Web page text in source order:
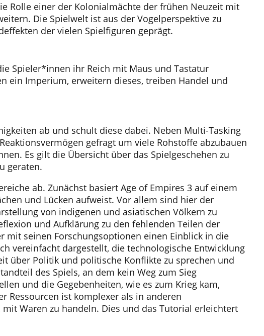
Rolle einer der Kolonialmächte der frühen Neuzeit mit
Die Spielwelt ist aus der Vogelperspektive zu
der vielen Spielfiguren geprägt.
Spieler*innen ihr Reich mit Maus und Tastatur
ein Imperium, erweitern dieses, treiben Handel und
ab und schult diese dabei. Neben Multi-Tasking
gefragt um viele Rohstoffe abzubauen
Es gilt die Übersicht über das Spielgeschehen zu
geraten.
ab. Zunächst basiert Age of Empires 3 auf einem
und Lücken aufweist. Vor allem sind hier der
von indigenen und asiatischen Völkern zu
und Aufklärung zu den fehlenden Teilen der
mit seinen Forschungsoptionen einen Einblick in die
vereinfacht dargestellt, die technologische Entwicklung
über Politik und politische Konflikte zu sprechen und
des Spiels, an dem kein Weg zum Sieg
und die Gegebenheiten, wie es zum Krieg kam,
Ressourcen ist komplexer als in anderen
Waren zu handeln. Dies und das Tutorial erleichtert